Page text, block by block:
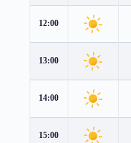
12:00
13:00
14:00
15:00